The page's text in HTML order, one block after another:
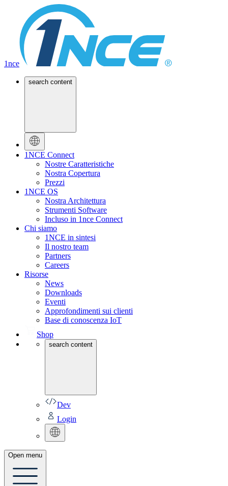
1nce
search content
1NCE Connect
Nostre Caratteristiche
Nostra Copertura
Prezzi
1NCE OS
Nostra Architettura
Strumenti Software
Incluso in 1nce Connect
Chi siamo
1NCE in sintesi
Il nostro team
Partners
Careers
Risorse
News
Downloads
Eventi
Approfondimenti sui clienti
Base di conoscenza IoT
Shop
search content
Dev
Login
Open menu